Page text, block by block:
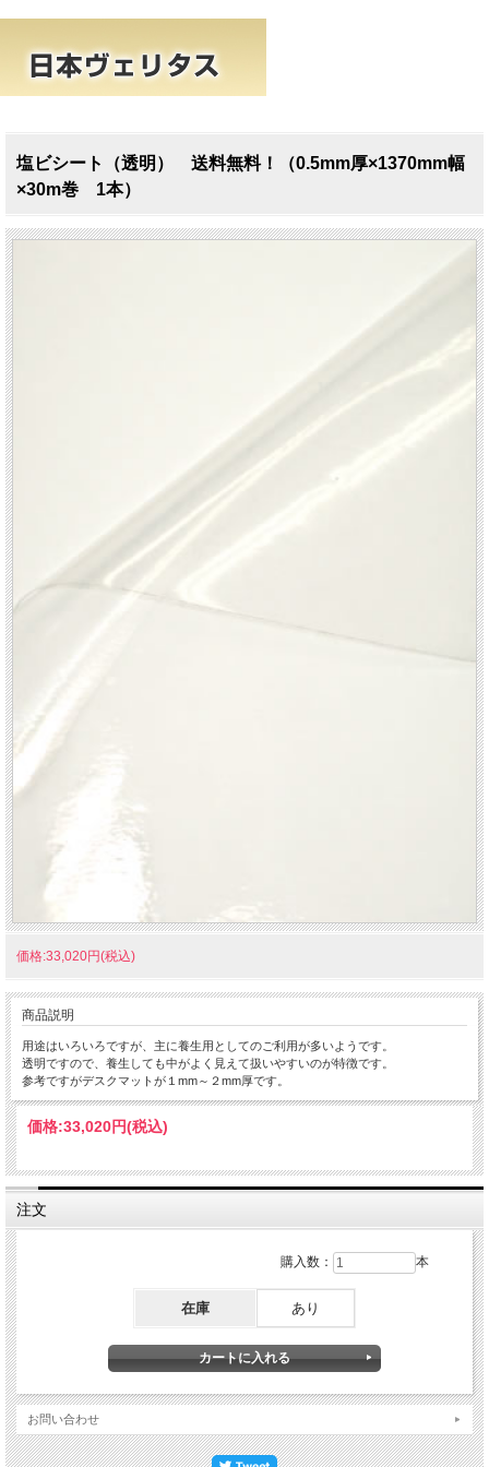
塩ビシート（透明） 送料無料！（0.5mm厚×1370mm幅
×30m巻 1本）
価格:33,020円(税込)
商品説明
用途はいろいろですが、主に養生用としてのご利用が多いようです。
透明ですので、養生しても中がよく見えて扱いやすいのが特徴です。
参考ですがデスクマットが１mm～２mm厚です。
価格:33,020円(税込)
注文
購入数： 本
在庫 あり
お問い合わせ